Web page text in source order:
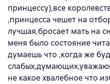
принцессу),все
,принцесса чешет на
лучшая,бросает мать на
меня было состояние
думаешь что ,когда же
не какое хвалебное что